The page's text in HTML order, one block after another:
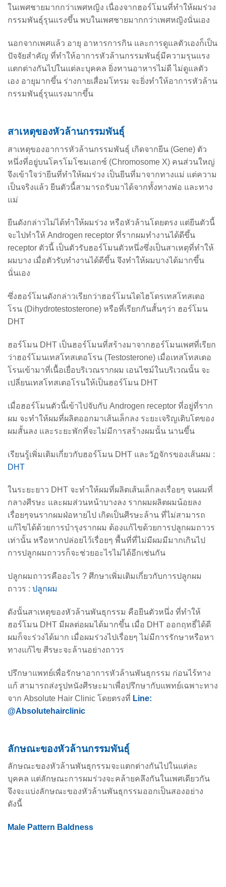
ในเพศชายมากกว่าเพศหญิง เนื่องจากฮอร์โมนที่ทำให้ผมร่วง
กรรมพันธุ์รุนแรงขึ้น พบในเพศชายมากกว่าเพศหญิงนั่นเอง
นอกจากเพศแล้ว อายุ อาหารการกิน และการดูแลตัวเองก็เป็น
ปัจจัยสำคัญ ที่ทำให้อาการหัวล้านกรรมพันธุ์มีความรุนแรง
แตกต่างกันไปในแต่ละบุคคล ยิ่งทานอาหารไม่ดี ไม่ดูแลตัว
เอง อายุมากขึ้น ร่างกายเสื่อมโทรม จะยิ่งทำให้อาการหัวล้าน
กรรมพันธุ์รุนแรงมากขึ้น
สาเหตุของหัวล้านกรรมพันธุ์
สาเหตุของอาการหัวล้านกรรมพันธุ์ เกิดจากยีน (Gene) ตัว
หนึ่งที่อยู่บนโครโมโซมเอกซ์ (Chromosome X) คนส่วนใหญ่
จึงเข้าใจว่ายีนที่ทำให้ผมร่วง เป็นยีนที่มาจากทางแม่ แต่ความ
เป็นจริงแล้ว ยีนตัวนี้สามารถรับมาได้จากทั้งทางพ่อ และทาง
แม่
ยีนดังกล่าวไม่ได้ทำให้ผมร่วง หรือหัวล้านโดยตรง แต่ยีนตัวนี้
จะไปทำให้ Androgen receptor ที่รากผมทำงานได้ดีขึ้น
receptor ตัวนี้ เป็นตัวรับฮอร์โมนตัวหนึ่งซึ่งเป็นสาเหตุที่ทำให้
ผมบาง เมื่อตัวรับทำงานได้ดีขึ้น จึงทำให้ผมบางได้มากขึ้น
นั่นเอง
ซึ่งฮอร์โมนดังกล่าวเรียกว่าฮอร์โมนไดไฮโดรเทสโทสเตอ
โรน (Dihydrotestosterone) หรือที่เรียกกันสั้นๆว่า ฮอร์โมน
DHT
ฮอร์โมน DHT เป็นฮอร์โมนที่สร้างมาจากฮอร์โมนเพศที่เรียก
ว่าฮอร์โมนเทสโทสเตอโรน (Testosterone) เมื่อเทสโทสเตอ
โรนเข้ามาที่เนื้อเยื่อบริเวณรากผม เอนไซม์ในบริเวณนั้น จะ
เปลี่ยนเทสโทสเตอโรนให้เป็นฮอร์โมน DHT
เมื่อฮอร์โมนตัวนี้เข้าไปจับกับ Androgen receptor ที่อยู่ที่ราก
ผม จะทำให้ผมที่ผลิตออกมาเส้นเล็กลง ระยะเจริญเติบโตของ
ผมสั้นลง และระยะพักที่จะไม่มีการสร้างผมนั้น นานขึ้น
เรียนรู้เพิ่มเติมเกี่ยวกับฮอร์โมน DHT และวัฏจักรของเส้นผม :
DHT
ในระยะยาว DHT จะทำให้ผมที่ผลิตเส้นเล็กลงเรื่อยๆ จนผมที่
กลางศีรษะ และผมส่วนหน้าบางลง รากผมผลิตผมน้อยลง
เรื่อยๆจนรากผมฝ่อหายไป เกิดเป็นศีรษะล้าน ที่ไม่สามารถ
แก้ไขได้ด้วยการบำรุงรากผม ต้องแก้ไขด้วยการปลูกผมถาวร
เท่านั้น หรือหากปล่อยไว้เรื่อยๆ พื้นที่ที่ไม่มีผมมีมากเกินไป
การปลูกผมถาวรก็จะช่วยอะไรไม่ได้อีกเช่นกัน
ปลูกผมถาวรคืออะไร ? ศึกษาเพิ่มเติมเกี่ยวกับการปลูกผม
ถาวร : ปลูกผม
ดังนั้นสาเหตุของหัวล้านพันธุกรรม คือยีนตัวหนึ่ง ที่ทำให้
ฮอร์โมน DHT มีผลต่อผมได้มากขึ้น เมื่อ DHT ออกฤทธิ์ได้ดี
ผมก็จะร่วงได้มาก เมื่อผมร่วงไปเรื่อยๆ ไม่มีการรักษาหรือหา
ทางแก้ไข ศีรษะจะล้านอย่างถาวร
ปรึกษาแพทย์เพื่อรักษาอาการหัวล้านพันธุกรรม ก่อนไร้ทาง
แก้ สามารถส่งรูปหนังศีรษะมาเพื่อปรึกษากับแพทย์เฉพาะทาง
จาก Absolute Hair Clinic โดยตรงที่ Line:
@Absolutehairclinic
ลักษณะของหัวล้านกรรมพันธุ์
ลักษณะของหัวล้านพันธุกรรมจะแตกต่างกันไปในแต่ละ
บุคคล แต่ลักษณะการผมร่วงจะคล้ายคลึงกันในเพศเดียวกัน
จึงจะแบ่งลักษณะของหัวล้านพันธุกรรมออกเป็นสองอย่าง
ดังนี้
Male Pattern Baldness